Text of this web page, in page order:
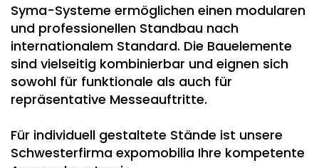
Syma-Systeme ermöglichen einen modularen
und professionellen Standbau nach
internationalem Standard. Die Bauelemente
sind vielseitig kombinierbar und eignen sich
sowohl für funktionale als auch für
repräsentative Messeauftritte.
Für individuell gestaltete Stände ist unsere
Schwesterfirma expomobilia Ihre kompetente